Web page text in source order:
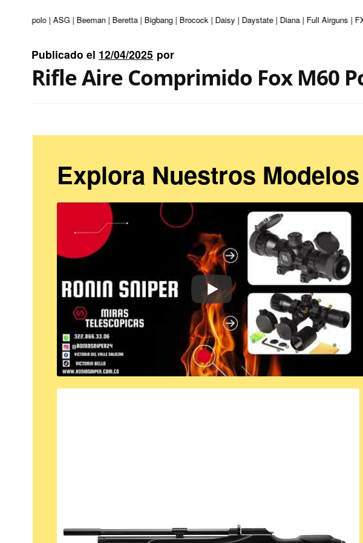
Apolo | ASG | Beeman | Beretta | Bigbang | Brocock | Daisy | Daystate | Diana | Full Airguns |
Publicado el 12/04/2025 por
Rifle Aire Comprimido Fox M60
Explora Nuestros Modelos